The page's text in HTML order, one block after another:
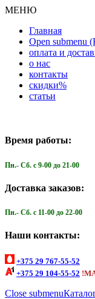
МЕНЮ
Главная
Open submenu
оплата и
о нас
контакты
скидки%
статьи
Время работы:
Пн.- Cб. с 9-00 до 21-00
Доставка заказов:
Пн.- Cб. с 11-00 до 22-00
Наши контакты:
+375 29 767-55-52
+375 29 104-55-52
Close submenu